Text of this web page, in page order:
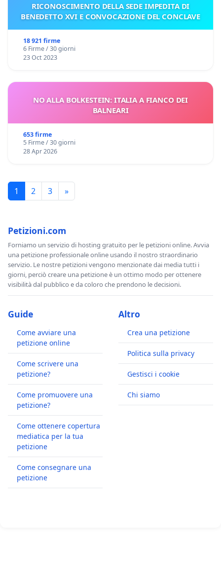
RICONOSCIMENTO DELLA SEDE IMPEDITA DI
BENEDETTO XVI E CONVOCAZIONE DEL CONCLAVE
18 921 firme
6 Firme / 30 giorni
23 Oct 2023
NO ALLA BOLKESTEIN: ITALIA A FIANCO DEI
BALNEARI
653 firme
5 Firme / 30 giorni
28 Apr 2026
1 2 3 »
Petizioni.com
Forniamo un servizio di hosting gratuito per le petizioni online. Avvia
una petizione professionale online usando il nostro straordinario
servizio. Le nostre petizioni vengono menzionate dai media tutti i
giorni, perciò creare una petizione è un ottimo modo per ottenere
visibilità dal pubblico e da coloro che prendono le decisioni.
Guide
Come avviare una
petizione online
Come scrivere una
petizione?
Come promuovere una
petizione?
Come ottenere copertura
mediatica per la tua
petizione
Come consegnare una
petizione
Altro
Crea una petizione
Politica sulla privacy
Gestisci i cookie
Chi siamo